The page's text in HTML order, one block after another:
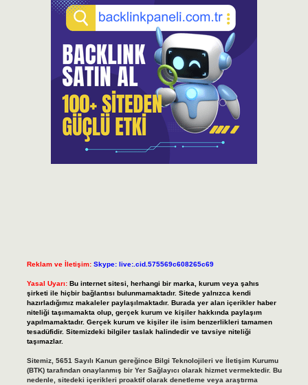
Reklam ve İletişim: Skype: live:.cid.575569c608265c69
Yasal Uyarı: Bu internet sitesi, herhangi bir marka, kurum veya şahıs
şirketi ile hiçbir bağlantısı bulunmamaktadır. Sitede yalnızca kendi
hazırladığımız makaleler paylaşılmaktadır. Burada yer alan içerikler haber
niteliği taşımamakta olup, gerçek kurum ve kişiler hakkında paylaşım
yapılmamaktadır. Gerçek kurum ve kişiler ile isim benzerlikleri tamamen
tesadüfidir. Sitemizdeki bilgiler taslak halindedir ve tavsiye niteliği
taşımazlar.
Sitemiz, 5651 Sayılı Kanun gereğince Bilgi Teknolojileri ve İletişim Kurumu
(BTK) tarafından onaylanmış bir Yer Sağlayıcı olarak hizmet vermektedir. Bu
nedenle, sitedeki içerikleri proaktif olarak denetleme veya araştırma